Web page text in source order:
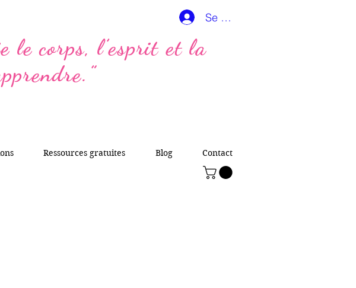
le corps, l’esprit et la
Se connecter
Ressources gratuites Blog Contact